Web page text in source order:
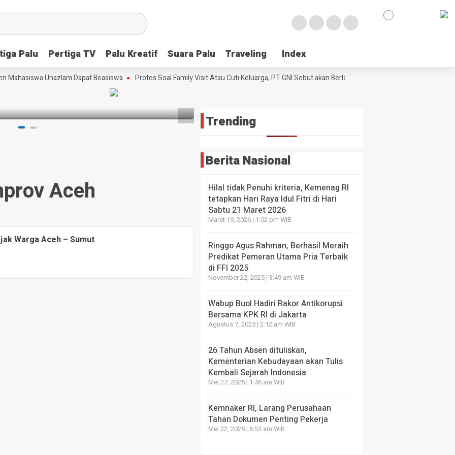
Palu Pertiga TV Palu Kreatif Suara Palu Traveling Index
Palu Pertiga TV Palu Kreatif Suara Palu Traveling Index
Unazlam Dapat Beasiswa Protes Soal Family Visit Atau Cuti Keluarga, PT GNI Sebut akan Berlaku Januari 2027
Babi
HEADLINE
Wabup Poso Jemput Peluang Besar Kakao Sulawesi di
Makassar
Bibit
Unggul
Futsal
Konsumtif
Teknologi
Digital di
Aceh
Warga Aceh – Sumut
Trending
Berita Nasional
Hilal tidak Penuhi kriteria, Kemenag RI
tetapkan Hari Raya Idul Fitri di Hari
Sabtu 21 Maret 2026
Maret 19, 2026 | 1:52 pm WIB
Ringgo Agus Rahman, Berhasil Meraih
Predikat Pemeran Utama Pria Terbaik
di FFI 2025
November 22, 2025 | 3:49 am WIB
Wabup Buol Hadiri Rakor Antikorupsi
Bersama KPK RI di Jakarta
Agustus 7, 2025 | 2:12 am WIB
26 Tahun Absen dituliskan,
Kementerian Kebudayaan akan Tulis
Kembali Sejarah Indonesia
Mei 27, 2025 | 1:46 am WIB
Kemnaker RI, Larang Perusahaan
Tahan Dokumen Penting Pekerja
Mei 22, 2025 | 6:53 am WIB